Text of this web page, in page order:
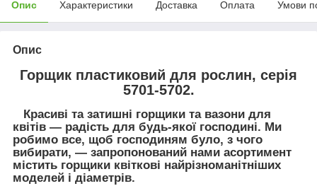
Опис Характеристики Доставка Оплата Умови
Опис
Горщик пластиковий для рослин, серія
5701-5702.
Красиві та затишні горщики та вазони для
квітів — радість для будь-якої господині. Ми
робимо все, щоб господиням було, з чого
вибирати, — запропонований нами асортимент
містить горщики квіткові найрізноманітніших
моделей і діаметрів.